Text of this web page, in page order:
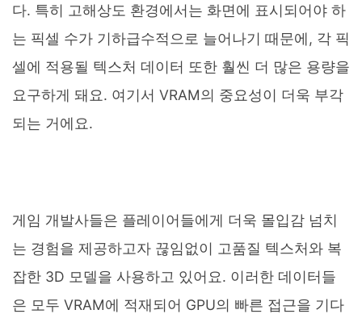
다. 특히 고해상도 환경에서는 화면에 표시되어야 하
는 픽셀 수가 기하급수적으로 늘어나기 때문에, 각 픽
셀에 적용될 텍스처 데이터 또한 훨씬 더 많은 용량을
요구하게 돼요. 여기서 VRAM의 중요성이 더욱 부각
되는 거에요.
게임 개발사들은 플레이어들에게 더욱 몰입감 넘치
는 경험을 제공하고자 끊임없이 고품질 텍스처와 복
잡한 3D 모델을 사용하고 있어요. 이러한 데이터들
은 모두 VRAM에 적재되어 GPU의 빠른 접근을 기다